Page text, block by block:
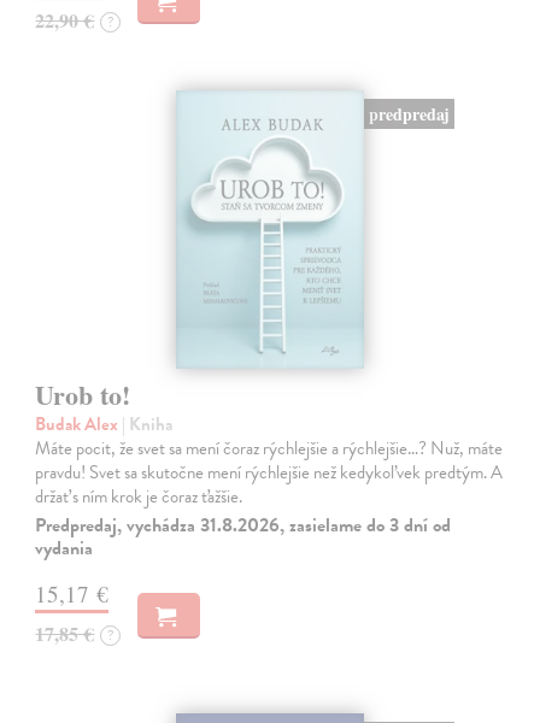
22,90 € ?
predpredaj
Urob to!
Budak Alex | Kniha
Máte pocit, že svet sa mení čoraz rýchlejšie a rýchlejšie…? Nuž, máte
pravdu! Svet sa skutočne mení rýchlejšie než kedykoľvek predtým. A
držať s ním krok je čoraz ťažšie.
Predpredaj, vychádza 31.8.2026, zasielame do 3 dní od
vydania
15,17 €
17,85 € ?